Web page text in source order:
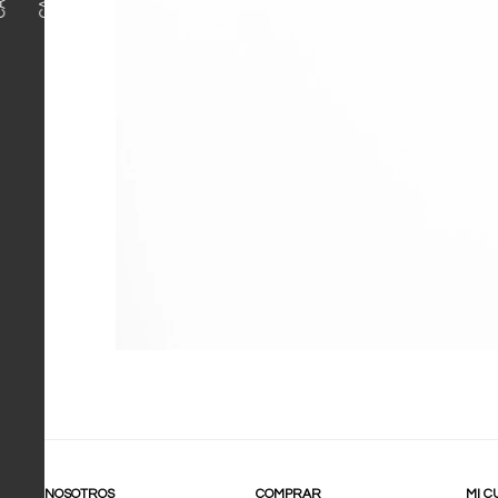
NOSOTROS COMPRAR MI